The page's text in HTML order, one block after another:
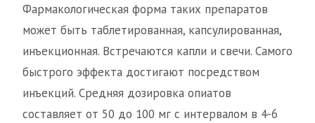
Фармакологическая форма таких препаратов
может быть таблетированная, капсулированная,
инъекционная. Встречаются капли и свечи. Самого
быстрого эффекта достигают посредством
инъекций. Средняя дозировка опиатов
составляет от 50 до 100 мг с интервалом в 4-6